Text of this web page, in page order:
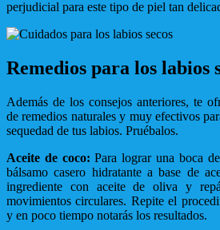
perjudicial para este tipo de piel tan
Remedios para los labios
Además de los consejos anteriores, te
de remedios naturales y muy efectivos
sequedad de tus labios. Pruébalos.
Aceite de coco:Para lograr una boca
bálsamo casero hidratante a base de
ingrediente con aceite de oliva y
movimientos circulares. Repite el
y en poco tiempo notarás los resultados.